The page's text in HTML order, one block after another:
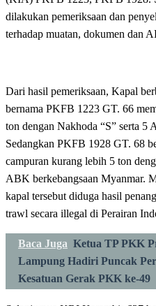
dilakukan pemeriksaan dan
terhadap muatan, dokumen dan
Dari hasil pemeriksaan, Kapal
bernama PKFB 1223 GT. 66
ton dengan Nakhoda “S” serta 5
Sedangkan PKFB 1928 GT. 68
campuran kurang lebih 5 ton
ABK berkebangsaan Myanmar.
kapal tersebut diduga hasil
trawl secara illegal di Perairan
Baca Juga Ketua TP PKK
Lampung Hadiri Puncak
Kesatuan Gerak PKK ke-49